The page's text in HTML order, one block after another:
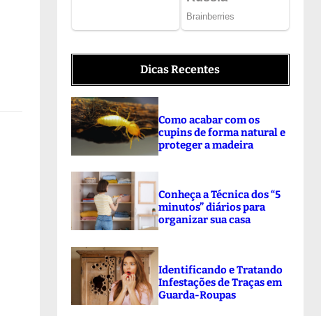
Dicas Recentes
Como acabar com os
cupins de forma natural e
proteger a madeira
Conheça a Técnica dos “5
minutos” diários para
organizar sua casa
Identificando e Tratando
Infestações de Traças em
Guarda-Roupas